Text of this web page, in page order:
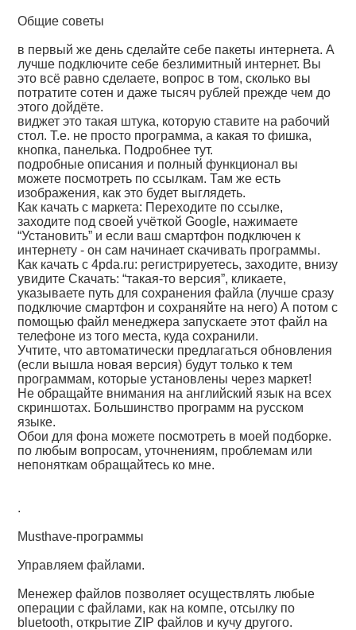
Общие советы
в первый же день сделайте себе пакеты интернета. А
лучше подключите себе безлимитный интернет. Вы
это всё равно сделаете, вопрос в том, сколько вы
потратите сотен и даже тысяч рублей прежде чем до
этого дойдёте.
виджет это такая штука, которую ставите на рабочий
стол. Т.е. не просто программа, а какая то фишка,
кнопка, панелька. Подробнее тут.
подробные описания и полный функционал вы
можете посмотреть по ссылкам. Там же есть
изображения, как это будет выглядеть.
Как качать с маркета: Переходите по ссылке,
заходите под своей учёткой Google, нажимаете
“Установить” и если ваш смартфон подключен к
интернету - он сам начинает скачивать программы.
Как качать с 4pda.ru: регистрируетесь, заходите, внизу
увидите Скачать: “такая-то версия”, кликаете,
указываете путь для сохранения файла (лучше сразу
подключие смартфон и сохраняйте на него) А потом с
помощью файл менеджера запускаете этот файл на
телефоне из того места, куда сохранили.
Учтите, что автоматически предлагаться обновления
(если вышла новая версия) будут только к тем
программам, которые установлены через маркет!
Не обращайте внимания на английский язык на всех
скриншотах. Большинство программ на русском
языке.
Обои для фона можете посмотреть в моей подборке.
по любым вопросам, уточнениям, проблемам или
непоняткам обращайтесь ко мне.
.
Musthave-программы
Управляем файлами.
Менежер файлов позволяет осуществлять любые
операции с файлами, как на компе, отсылку по
bluetooth, открытие ZIP файлов и кучу другого.